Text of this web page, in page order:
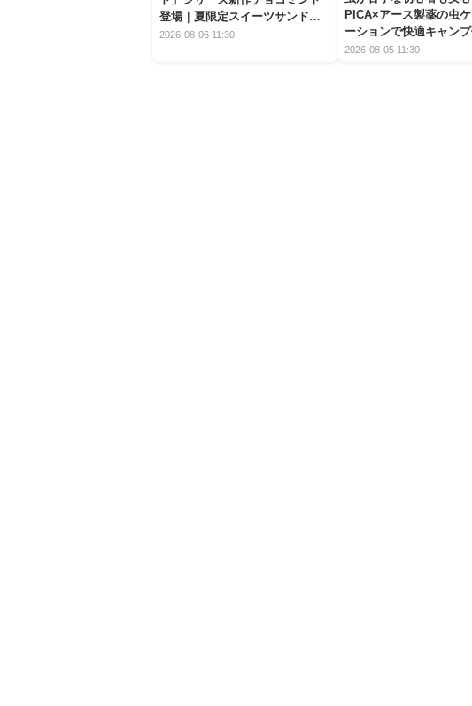
登場｜夏限定スイーツサンドの
爽快な魅力
2026-08-06 11:30
PICA×アース製薬の虫
ーションで快適キャン
2026-08-05 11:30